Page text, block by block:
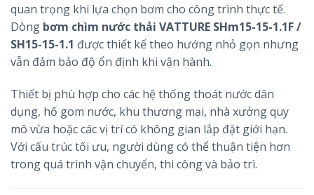
quan trọng khi lựa chọn bơm cho công trình thực tế.
Dòng bơm chìm nước thải VATTURE SHm15-15-1.1F /
SH15-15-1.1 được thiết kế theo hướng nhỏ gọn nhưng
vẫn đảm bảo độ ổn định khi vận hành.
Thiết bị phù hợp cho các hệ thống thoát nước dân
dụng, hố gom nước, khu thương mại, nhà xưởng quy
mô vừa hoặc các vị trí có không gian lắp đặt giới hạn.
Với cấu trúc tối ưu, người dùng có thể thuận tiện hơn
trong quá trình vận chuyển, thi công và bảo trì.